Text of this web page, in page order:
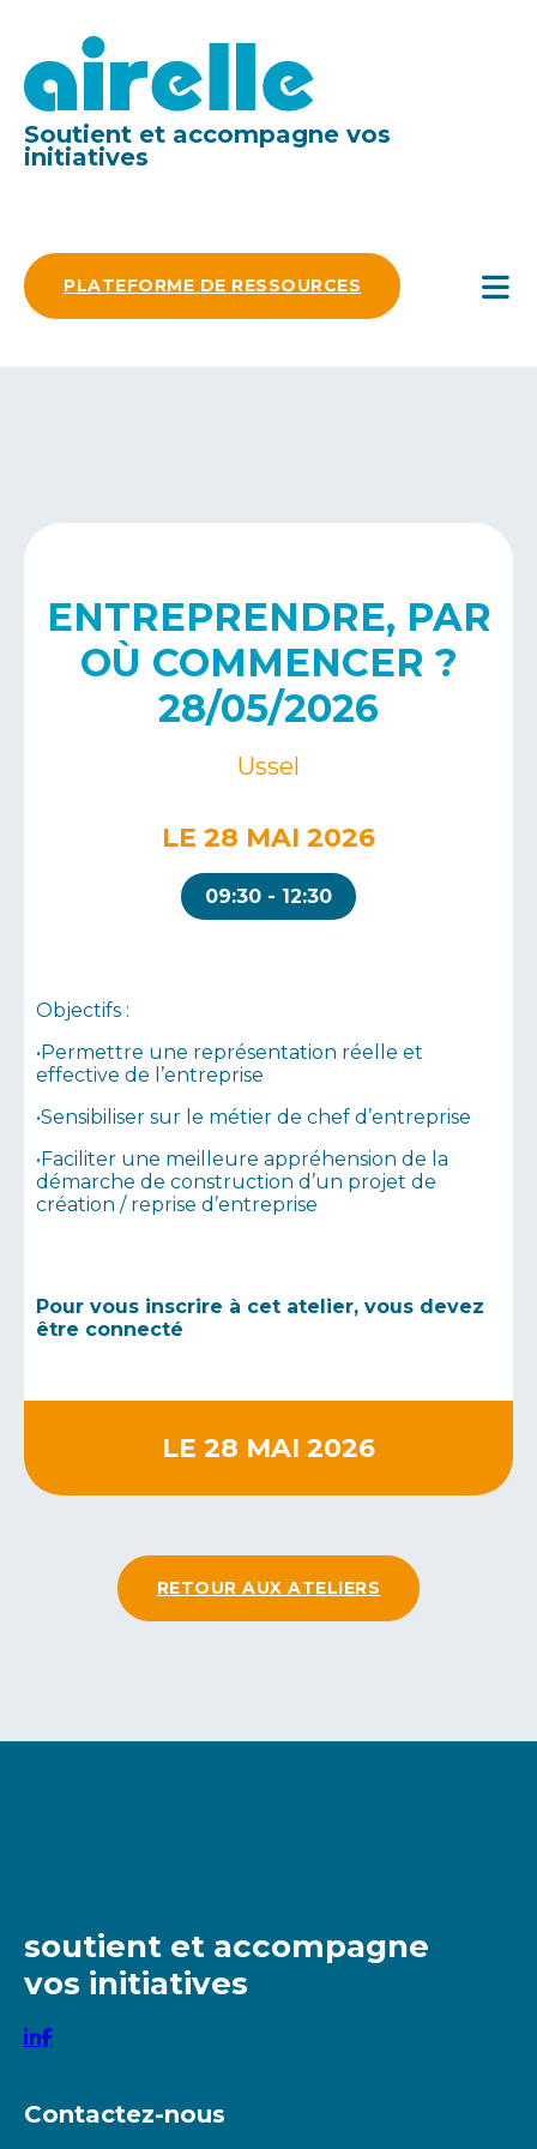
Soutient et accompagne vos
initiatives
PLATEFORME DE RESSOURCES
ENTREPRENDRE, PAR
OÙ COMMENCER ?
28/05/2026
Ussel
LE 28 MAI 2026
09:30 - 12:30
Objectifs :
•Permettre une représentation réelle et
effective de l’entreprise
•Sensibiliser sur le métier de chef d’entreprise
•Faciliter une meilleure appréhension de la
démarche de construction d’un projet de
création / reprise d’entreprise
Pour vous inscrire à cet atelier, vous devez
être connecté
LE 28 MAI 2026
RETOUR AUX ATELIERS
soutient et accompagne
vos initiatives
Contactez-nous